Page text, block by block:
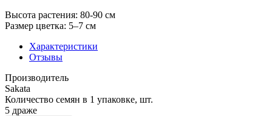
Высота растения: 80-90 см
Размер цветка: 5–7 см
Характеристики
Отзывы
Производитель
Sakata
Количество семян в 1 упаковке, шт.
5 драже